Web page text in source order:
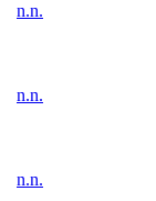
n.n.
n.n.
n.n.